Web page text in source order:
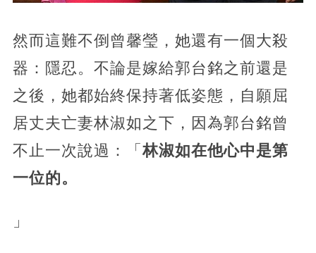
然而這難不倒曾馨瑩，她還有一個大殺
器：隱忍。不論是嫁給郭台銘之前還是
之後，她都始終保持著低姿態，自願屈
居丈夫亡妻林淑如之下，因為郭台銘曾
不止一次說過：「林淑如在他心中是第
一位的。
」